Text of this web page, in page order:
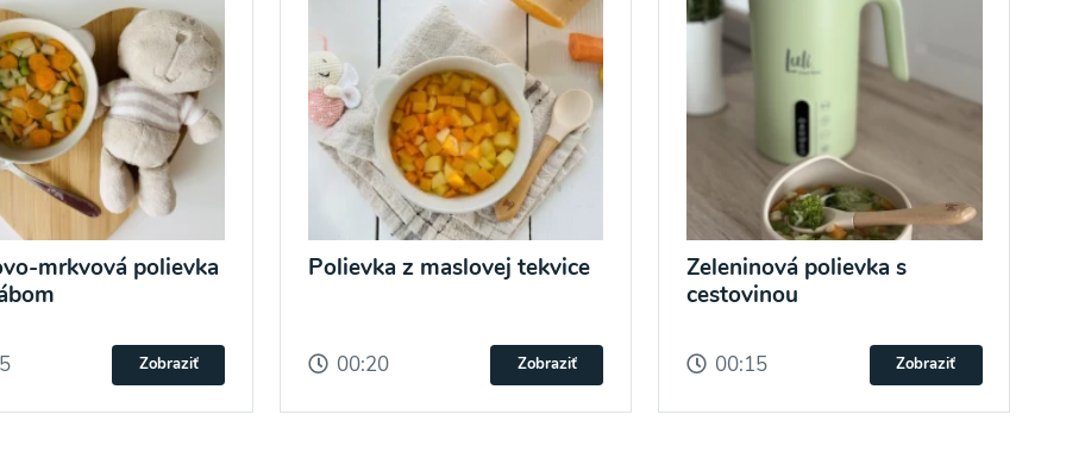
mrkvová polievka
Zobraziť
Polievka z maslovej tekvice
00:20 Zobraziť
Zeleninová polievka s
cestovinou
00:15 Zobraziť